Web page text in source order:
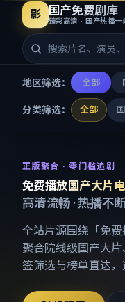
影 国产免费剧库
臻彩高清 · 国产热播一
地区筛选： 全部
分类筛选： 全部
正版聚合 · 零门槛追剧
免费播放国产大片
高清流畅 · 热播不
全站片源围绕「免
聚合院线级国产大
签筛选与榜单直达，